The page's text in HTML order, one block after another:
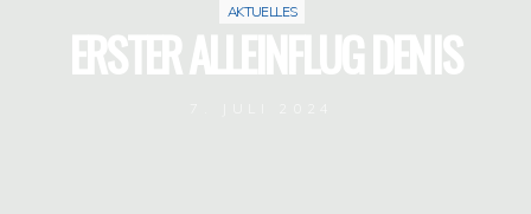
AKTUELLES
ERSTER ALLEINFLUG DENIS